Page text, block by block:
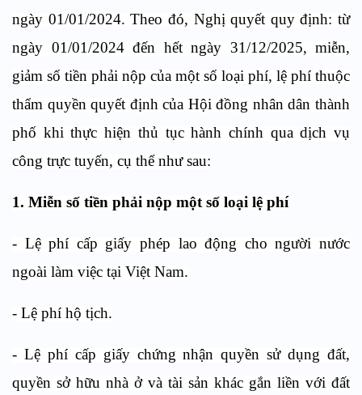
ngày 01/01/2024. Theo đó, Nghị quyết quy định: từ
ngày 01/01/2024 đến hết ngày 31/12/2025, miễn,
giảm số tiền phải nộp của một số loại phí, lệ phí thuộc
thẩm quyền quyết định của Hội đồng nhân dân thành
phố khi thực hiện thủ tục hành chính qua dịch vụ
công trực tuyến, cụ thể như sau:
1. Miễn số tiền phải nộp một số loại lệ phí
- Lệ phí cấp giấy phép lao động cho người nước
ngoài làm việc tại Việt Nam.
- Lệ phí hộ tịch.
- Lệ phí cấp giấy chứng nhận quyền sử dụng đất,
quyền sở hữu nhà ở và tài sản khác gắn liền với đất